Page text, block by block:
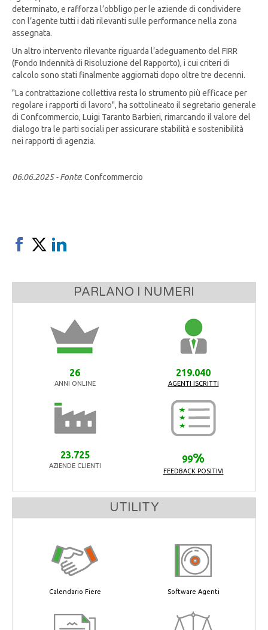
determinato, e rafforza l’obbligo per le aziende di condividere
con l’agente tutti i dati rilevanti sulle performance nella zona
assegnata.
Un altro intervento rilevante riguarda l’adeguamento del FIRR
(Fondo Indennità di Risoluzione del Rapporto), i cui criteri di
calcolo sono stati finalmente aggiornati dopo oltre tre decenni.
"La contrattazione collettiva resta lo strumento più efficace per
regolare i rapporti di lavoro", ha sottolineato il segretario generale
di Confcommercio, Luigi Taranto Barbieri, rimarcando il valore del
dialogo tra le parti sociali per assicurare stabilità e sostenibilità
nei rapporti di agenzia.
06.06.2025 - Fonte: Confcommercio
PARLANO I NUMERI
26
ANNI ONLINE
219.040
AGENTI ISCRITTI
23.725
AZIENDE CLIENTI
99%
FEEDBACK POSITIVI
UTILITY
Calendario Fiere Software Agenti